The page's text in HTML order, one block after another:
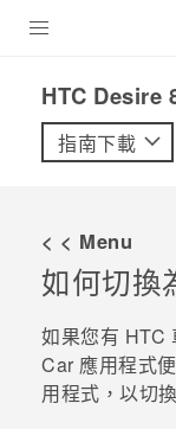
VIVE
配件
優惠專區
HTC Desire
指南下載
< < Menu
如何切換
如果您有 HTC
Car 應用程式
用程式，以切